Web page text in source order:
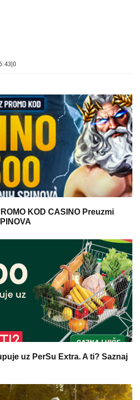
0
KOD CASINO Preuzmi
uz PerSu Extra. A ti? Saznaj